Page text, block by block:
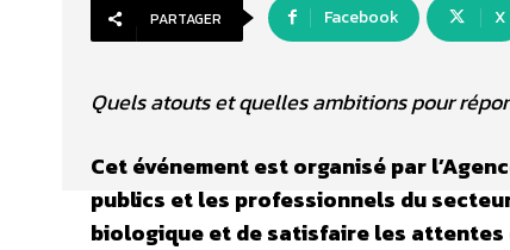
PARTAGER Facebook X
Quels atouts et quelles ambitions pour
Cet événement est organisé par
publics et les professionnels du
biologique et de satisfaire les